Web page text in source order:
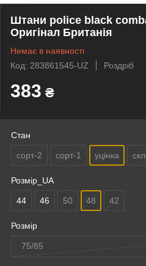
Штани police black
Оригінал Британія
Немає в наявності
Код: 283861545-UZ
Роздріб
383 ₴
Стан
сорт-2 сорт-1 уцінка
Розмір_UA
44 46 50 48 42
Розмір
75/85